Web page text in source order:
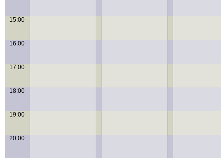
15:00
16:00
17:00
18:00
19:00
20:00